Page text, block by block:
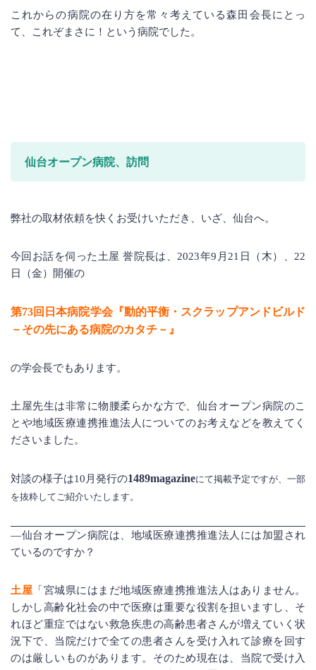
これからの病院の在り方を常々考えている森田会長にとっ
て、これぞまさに！という病院でした。
仙台オープン病院、訪問
弊社の取材依頼を快くお受けいただき、いざ、仙台へ。
今回お話を伺った土屋 誉院長は、2023年9月21日（木）、22
日（金）開催の
第73回日本病院学会『動的平衡・スクラップアンドビルド
－その先にある病院のカタチ－』
の学会長でもあります。
土屋先生は非常に物腰柔らかな方で、仙台オープン病院のこ
とや地域医療連携推進法人についてのお考えなどを教えてく
ださいました。
対談の様子は10月発行の1489magazineにて掲載予定ですが、一部
を抜粋してご紹介いたします。
―仙台オープン病院は、地域医療連携推進法人には加盟され
ているのですか？
土屋 「宮城県にはまだ地域医療連携推進法人はありません。
しかし高齢化社会の中で医療は重要な役割を担いますし、そ
れほど重症ではない救急疾患の高齢患者さんが増えていく状
況下で、当院だけで全ての患者さんを受け入れて診療を回す
のは厳しいものがあります。そのため現在は、当院で受け入